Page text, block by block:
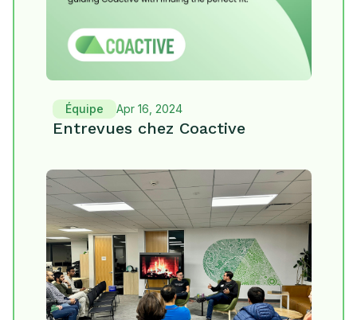
Équipe Apr 16, 2024
Entrevues chez Coactive